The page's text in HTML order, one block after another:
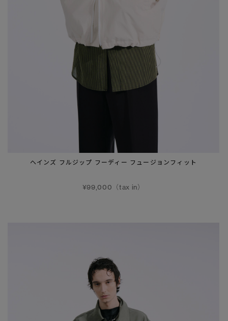
ヘインズ フルジップ フーディー フュージョンフィット
¥99,000（tax in）